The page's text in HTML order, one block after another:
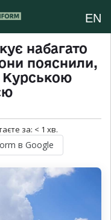
EN
набагато
пояснили,
Курською
за: < 1 хв.
в Google